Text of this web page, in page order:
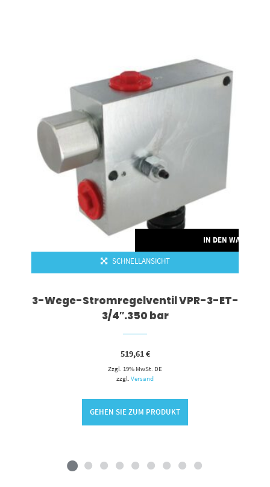
IN DEN
SCHNELLANSICHT
3-Wege-Stromregelventil VPR-3-ET-
3/4″.350 bar
519,61€
Zzgl. 19% MwSt. DE
zzgl.Versand
GEHEN SIE ZUM PRODUKT